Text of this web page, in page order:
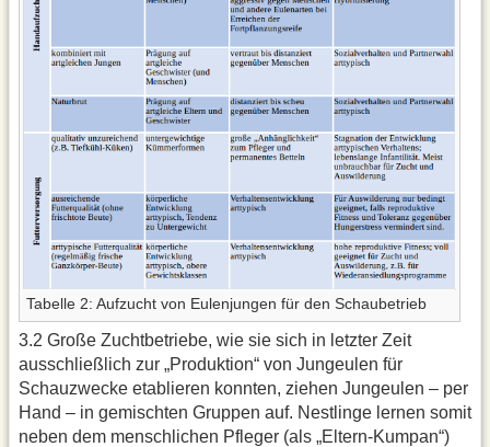
Tabelle 2: Aufzucht von Eulenjungen für den Schaubetrieb
3.2 Große Zuchtbetriebe, wie sie sich in letzter Zeit
ausschließlich zur „Produktion“ von Jungeulen für
Schauzwecke etablieren konnten, ziehen Jungeulen – per
Hand – in gemischten Gruppen auf. Nestlinge lernen somit
neben dem menschlichen Pfleger (als „Eltern-Kumpan“)